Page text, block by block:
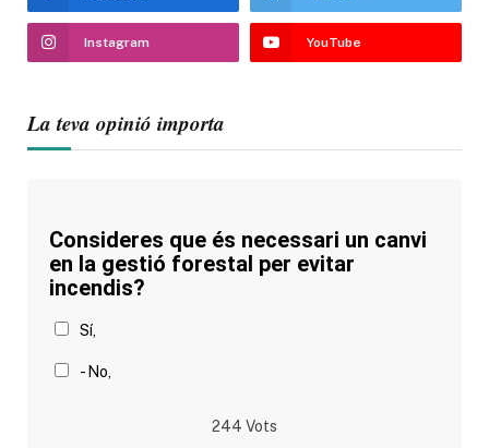
Instagram YouTube
La teva opinió importa
Consideres que és necessari un canvi
en la gestió forestal per evitar
incendis?
Sí,
- No,
244 Vots